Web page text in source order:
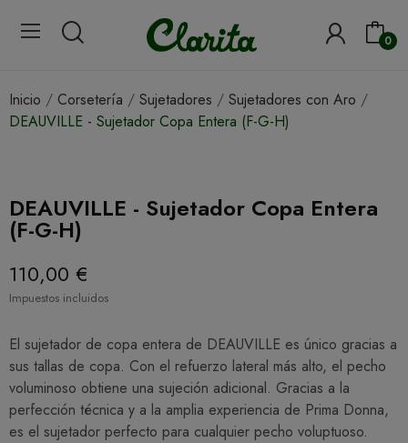
0
Inicio Corsetería Sujetadores
Sujetadores con Aro
DEAUVILLE - Sujetador Copa Entera (F-G-H)
DEAUVILLE - Sujetador Copa Entera
(F-G-H)
110,00 €
Impuestos incluidos
El sujetador de copa entera de DEAUVILLE es único gracias a
sus tallas de copa. Con el refuerzo lateral más alto, el pecho
voluminoso obtiene una sujeción adicional. Gracias a la
perfección técnica y a la amplia experiencia de Prima Donna,
es el sujetador perfecto para cualquier pecho voluptuoso.